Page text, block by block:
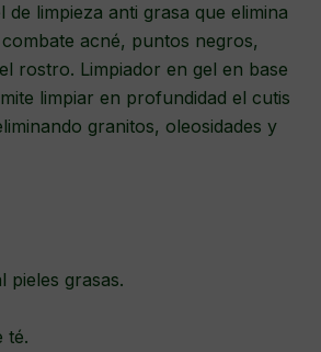
de limpieza anti grasa que elimina
acné, puntos negros,
rostro. Limpiador en gel en base
limpiar en profundidad el cutis
granitos, oleosidades y
pieles grasas.
té.